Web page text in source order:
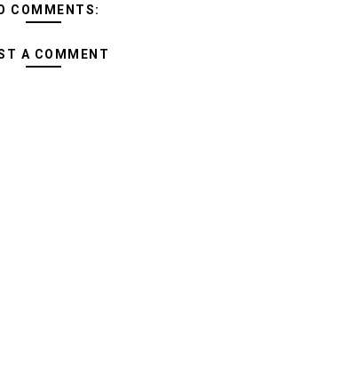
COMMENTS:
A COMMENT